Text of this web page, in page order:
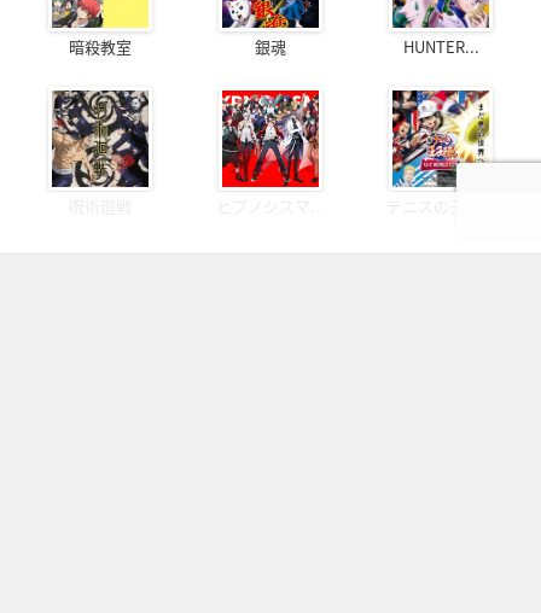
暗殺教室 銀魂 HUNTER...